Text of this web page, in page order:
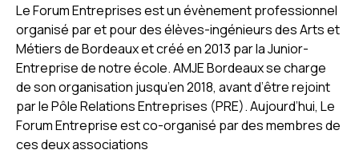
Le Forum Entreprises est un évènement professionnel
organisé par et pour des élèves-ingénieurs des Arts et
Métiers de Bordeaux et créé en 2013 par la Junior-
Entreprise de notre école. AMJE Bordeaux se charge
de son organisation jusqu’en 2018, avant d’être rejoint
par le Pôle Relations Entreprises (PRE). Aujourd’hui, Le
Forum Entreprise est co-organisé par des membres de
ces deux associations